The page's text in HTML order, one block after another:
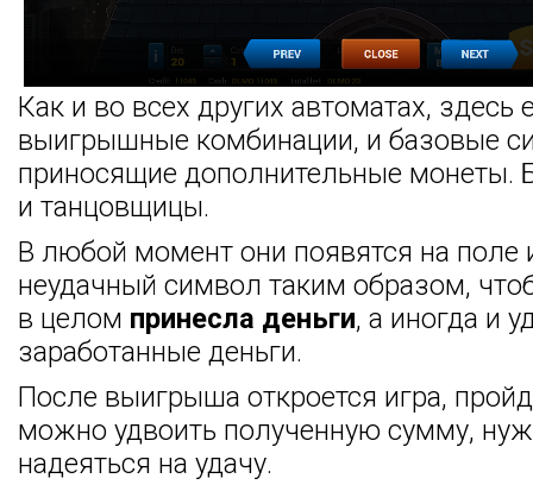
Как и во всех других автоматах, здесь
выигрышные комбинации, и базовые
приносящие дополнительные монеты.
и танцовщицы.
В любой момент они появятся на поле
неудачный символ таким образом,
в целом принесла деньги, а иногда и
заработанные деньги.
После выигрыша откроется игра,
можно удвоить полученную сумму,
надеяться на удачу.